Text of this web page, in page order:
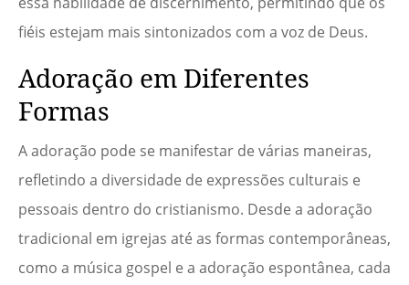
fiéis estejam mais sintonizados com a voz de Deus.
Adoração em Diferentes
Formas
A adoração pode se manifestar de várias maneiras,
refletindo a diversidade de expressões culturais e
pessoais dentro do cristianismo. Desde a adoração
tradicional em igrejas até as formas contemporâneas,
como a música gospel e a adoração espontânea, cada